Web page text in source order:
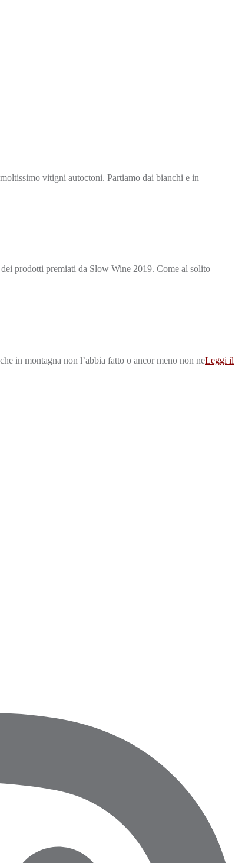
vitigni autoctoni. Partiamo dai bianchi e in
prodotti premiati da Slow Wine 2019. Come al solito
in montagna non l’abbia fatto o ancor meno non neLeggi il